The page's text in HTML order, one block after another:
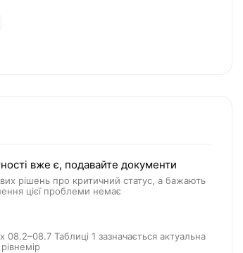
вже є, подавайте документи
рішень про критичний статус, а бажають
цієї проблеми немає
08.2–08.7 Таблиці 1 зазначається актуальна